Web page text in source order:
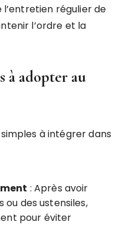
l’entretien régulier de
l’ordre et la
à adopter au
à intégrer dans
: Après avoir
ou des ustensiles,
pour éviter